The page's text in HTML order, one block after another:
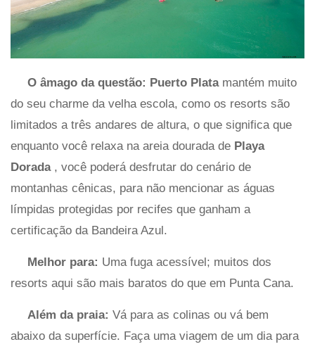
O âmago da questão: Puerto Plata mantém muito
do seu charme da velha escola, como os resorts são
limitados a três andares de altura, o que significa que
enquanto você relaxa na areia dourada de Playa
Dorada , você poderá desfrutar do cenário de
montanhas cênicas, para não mencionar as águas
límpidas protegidas por recifes que ganham a
certificação da Bandeira Azul.
Melhor para: Uma fuga acessível; muitos dos
resorts aqui são mais baratos do que em Punta Cana.
Além da praia: Vá para as colinas ou vá bem
abaixo da superfície. Faça uma viagem de um dia para